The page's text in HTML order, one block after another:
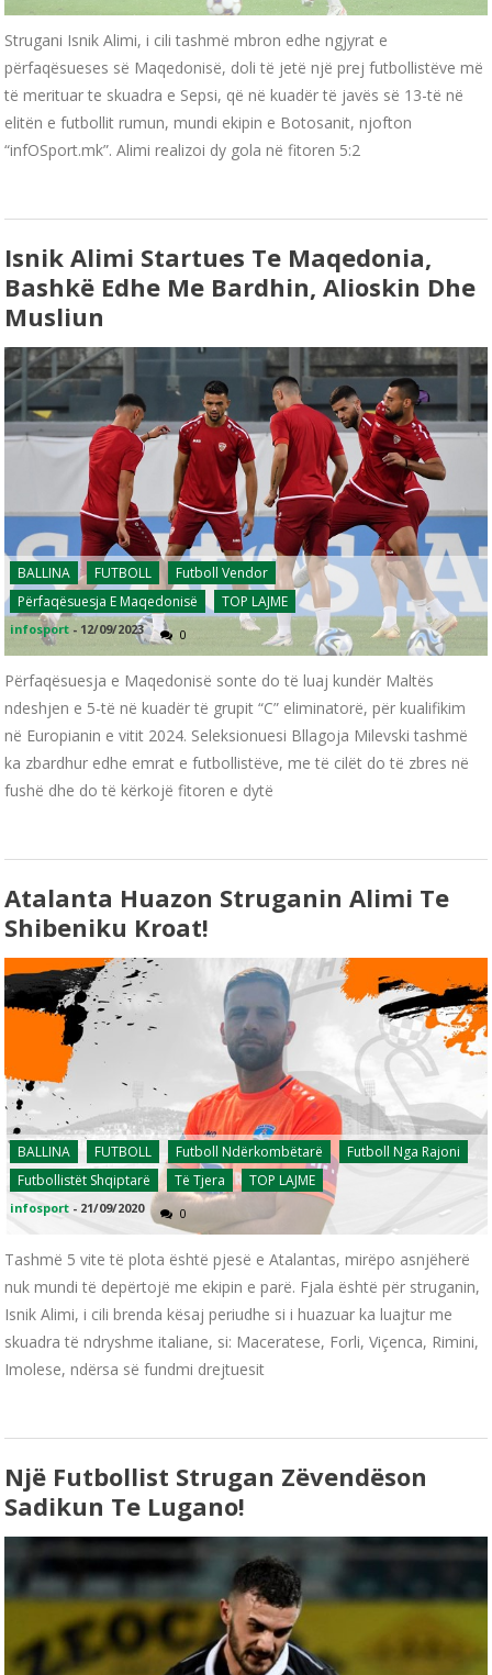
Strugani Isnik Alimi, i cili tashmë mbron edhe ngjyrat e
përfaqësueses së Maqedonisë, doli të jetë një prej futbollistëve më
të merituar te skuadra e Sepsi, që në kuadër të javës së 13-të në
elitën e futbollit rumun, mundi ekipin e Botosanit, njofton
“infOSport.mk”. Alimi realizoi dy gola në fitoren 5:2
Isnik Alimi Startues Te Maqedonia,
Bashkë Edhe Me Bardhin, Alioskin Dhe
Musliun
BALLINA FUTBOLL
Futboll Vendor
Përfaqësuesja E Maqedonisë
TOP LAJME
infosport - 12/09/2023 0
Përfaqësuesja e Maqedonisë sonte do të luaj kundër Maltës
ndeshjen e 5-të në kuadër të grupit “C” eliminatorë, për kualifikim
në Europianin e vitit 2024. Seleksionuesi Bllagoja Milevski tashmë
ka zbardhur edhe emrat e futbollistëve, me të cilët do të zbres në
fushë dhe do të kërkojë fitoren e dytë
Atalanta Huazon Struganin Alimi Te
Shibeniku Kroat!
BALLINA FUTBOLL Futboll Ndërkombëtarë
Futboll Nga Rajoni
Futbollistët Shqiptarë
Të Tjera TOP LAJME
infosport - 21/09/2020 0
Tashmë 5 vite të plota është pjesë e Atalantas, mirëpo asnjëherë
nuk mundi të depërtojë me ekipin e parë. Fjala është për struganin,
Isnik Alimi, i cili brenda kësaj periudhe si i huazuar ka luajtur me
skuadra të ndryshme italiane, si: Maceratese, Forli, Viçenca, Rimini,
Imolese, ndërsa së fundmi drejtuesit
Një Futbollist Strugan Zëvendëson
Sadikun Te Lugano!